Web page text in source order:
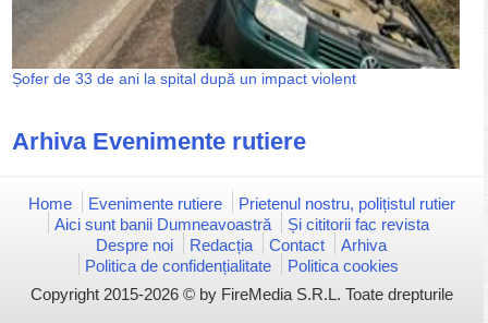
Șofer de 33 de ani la spital după un impact violent
Arhiva Evenimente rutiere
Home Evenimente rutiere
Prietenul nostru, polițistul rutier
Aici sunt banii Dumneavoastră
Și cititorii fac revista
Despre noi
Redacția Contact
Arhiva
Politica de confidențialitate
Politica cookies
Copyright 2015-2026 © by FireMedia S.R.L. Toate drepturile